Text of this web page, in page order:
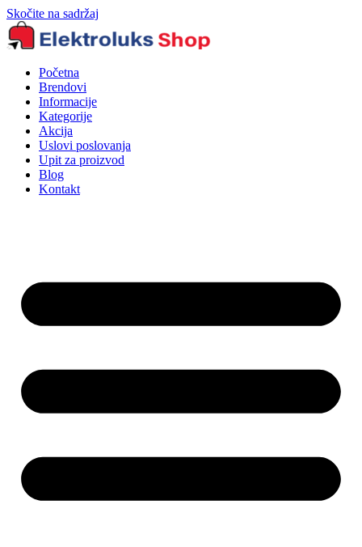
Skočite na sadržaj
Početna
Brendovi
Informacije
Kategorije
Akcija
Uslovi poslovanja
Upit za proizvod
Blog
Kontakt